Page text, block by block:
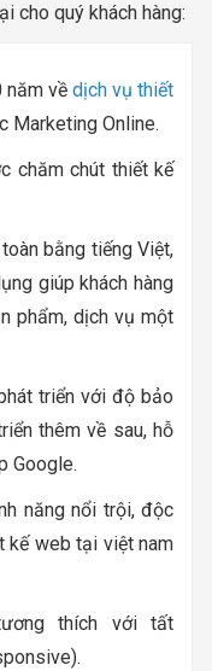
cho quý khách hàng:
năm về dịch vụ thiết
Marketing Online.
chăm chút thiết kế
bằng tiếng Việt,
giúp khách hàng
phẩm, dịch vụ một
triển với độ bảo
thêm về sau, hỗ
Google.
năng nổi trội, độc
kế web tại việt nam
thích với tất